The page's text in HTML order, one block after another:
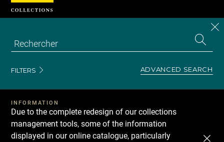
FILTERS ADVANCED SEARCH
INFORMATION
Due to the complete redesign of our collections
management tools, some of the information
displayed in our online catalogue, particularly
Cookies management panel